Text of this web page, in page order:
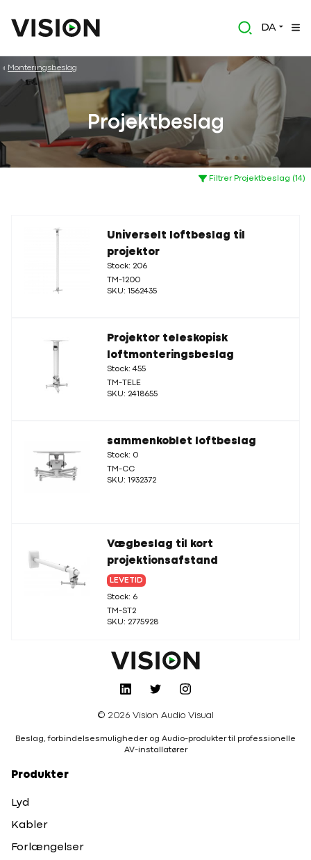
DA
Monteringsbeslag
Projektbeslag
Filtrer Projektbeslag (14)
Universelt loftbeslag til
projektor
Stock: 206
TM-1200
SKU: 1562435
Projektor teleskopisk
loftmonteringsbeslag
Stock: 455
TM-TELE
SKU: 2418655
sammenkoblet loftbeslag
Stock: 0
TM-CC
SKU: 1932372
Vægbeslag til kort
projektionsafstand
LEVETID
Stock: 6
TM-ST2
SKU: 2775928
© 2026 Vision Audio Visual
Beslag, forbindelsesmuligheder og Audio-produkter til professionelle
AV-installatører
Produkter
Lyd
Kabler
Forlængelser